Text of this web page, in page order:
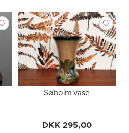
Søholm vase
DKK 295,00